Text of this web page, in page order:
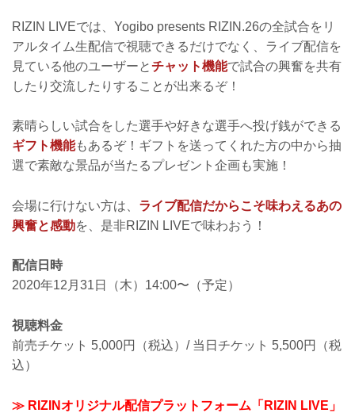
トロングポイントを把握すれば、試合観
戦がもっと楽しくなる！観戦前に是非チ
ェックしておこう！
SNSをフォローして最新のチャーリーガ
イドをチェック！
る！お見逃しなく！
※こちらのページは随時、追加更新い
た...
RIZIN LIVEでは、Yogibo presents RIZIN.26の全試合をリ
アルタイム生配信で視聴できるだけでなく、ライブ配信を
見ている他のユーザーとチャット機能で試合の興奮を共有
したり交流したりすることが出来るぞ！
素晴らしい試合をした選手や好きな選手へ投げ銭ができる
ギフト機能もあるぞ！ギフトを送ってくれた方の中から抽
選で素敵な景品が当たるプレゼント企画も実施！
会場に行けない方は、 ライブ配信だからこそ味わえるあの
興奮と感動を、是非RIZIN LIVEで味わおう！
配信日時
2020年12月31日（木）14:00〜（予定）
視聴料金
前売チケット 5,000円（税込）/ 当日チケット 5,500円（税
込）
≫ RIZINオリジナル配信プラットフォーム「RIZIN LIVE」